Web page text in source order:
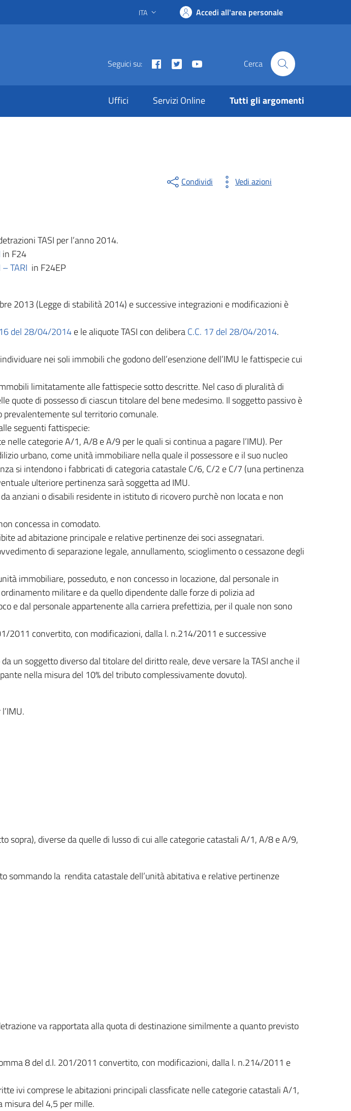
Lingua attiva:
ITA Accedi all'area personale
Seguici su: FacebookTwitter Cerca
Uffici Servizi Online Tutti gli argomenti
Condividi Vedi azioni
TASI per l’anno 2014.
in F24
TARI in F24EP
2013 (Legge di stabilità 2014) e successive integrazioni e modificazioni è
del 28/04/2014e le aliquote TASI con deliberaC.C. 17 del 28/04/2014.
nei soli immobili che godono dell’esenzione dell’IMU le fattispecie cui
limitatamente alle fattispecie sotto descritte. Nel caso di pluralità di
di possesso di ciascun titolare del bene medesimo. Il soggetto passivo è
sul territorio comunale.
seguenti fattispecie:
categorie A/1, A/8 e A/9 per le quali si continua a pagare l’IMU). Per
urbano, come unità immobiliare nella quale il possessore e il suo nucleo
si intendono i fabbricati di categoria catastale C/6, C/2 e C/7 (una pertinenza
ulteriore pertinenza sarà soggetta ad IMU.
anziani o disabili residente in istituto di ricovero purchè non locata e non
concessa in comodato.
ad abitazione principale e relative pertinenze dei soci assegnatari.
di separazione legale, annullamento, scioglimento o cessazone degli
immobiliare, posseduto, e non concesso in locazione, dal personale in
militare e da quello dipendente dalle forze di polizia ad
e dal personale appartenente alla carriera prefettizia, per il quale non sono
2011 convertito, con modificazioni, dalla l. n.214/2011 e successive
un soggetto diverso dal titolare del diritto reale, deve versare la TASI anche il
nella misura del 10% del tributo complessivamente dovuto).
sopra), diverse da quelle di lusso di cui alle categorie catastali A/1, A/8 e A/9,
sommando la rendita catastale dell’unità abitativa e relative pertinenze
va rapportata alla quota di destinazione similmente a quanto previsto
8 del d.l. 201/2011 convertito, con modificazioni, dalla l. n.214/2011 e
ivi comprese le abitazioni principali classficate nelle categorie catastali A/1,
misura del 4,5 per mille.